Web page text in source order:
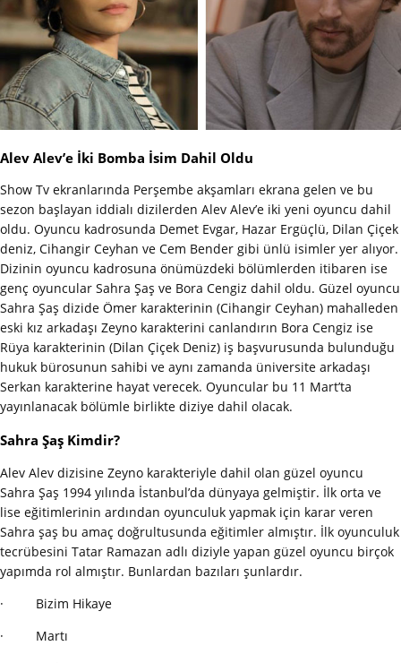
Alev Alev’e İki Bomba İsim Dahil Oldu
Show Tv ekranlarında Perşembe akşamları ekrana gelen ve bu
sezon başlayan iddialı dizilerden Alev Alev’e iki yeni oyuncu dahil
oldu. Oyuncu kadrosunda Demet Evgar, Hazar Ergüçlü, Dilan Çiçek
deniz, Cihangir Ceyhan ve Cem Bender gibi ünlü isimler yer alıyor.
Dizinin oyuncu kadrosuna önümüzdeki bölümlerden itibaren ise
genç oyuncular Sahra Şaş ve Bora Cengiz dahil oldu. Güzel oyuncu
Sahra Şaş dizide Ömer karakterinin (Cihangir Ceyhan) mahalleden
eski kız arkadaşı Zeyno karakterini canlandırın Bora Cengiz ise
Rüya karakterinin (Dilan Çiçek Deniz) iş başvurusunda bulunduğu
hukuk bürosunun sahibi ve aynı zamanda üniversite arkadaşı
Serkan karakterine hayat verecek. Oyuncular bu 11 Mart’ta
yayınlanacak bölümle birlikte diziye dahil olacak.
Sahra Şaş Kimdir?
Alev Alev dizisine Zeyno karakteriyle dahil olan güzel oyuncu
Sahra Şaş 1994 yılında İstanbul’da dünyaya gelmiştir. İlk orta ve
lise eğitimlerinin ardından oyunculuk yapmak için karar veren
Sahra şaş bu amaç doğrultusunda eğitimler almıştır. İlk oyunculuk
tecrübesini Tatar Ramazan adlı diziyle yapan güzel oyuncu birçok
yapımda rol almıştır. Bunlardan bazıları şunlardır.
· Bizim Hikaye
· Martı